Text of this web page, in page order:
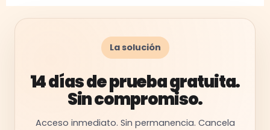
La solución
14 días de prueba gratuita.
Sin compromiso.
Acceso inmediato. Sin permanencia. Cancela